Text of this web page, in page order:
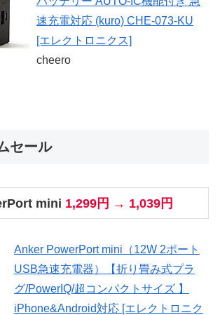
速充電対応 (kuro) CHE-073-KU
[エレクトロニクス]
cheero
セール
mini 1,299円 → 1,039円
Anker PowerPort mini（12W 2ポート
USB急速充電器）【折り畳み式プラ
グ/PowerIQ/超コンパクトサイズ 】
iPhone&Android対応 [エレクトロニク